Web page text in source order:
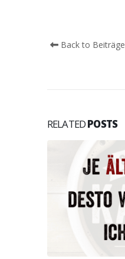
Back to Beiträge
RELATEDPOSTS